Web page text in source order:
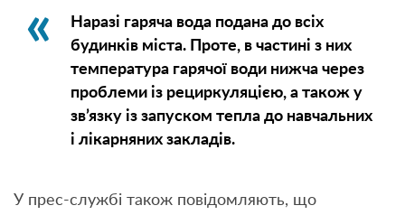
Наразі гаряча вода подана до всіх
будинків міста. Проте, в частині з них
температура гарячої води нижча через
проблеми із рециркуляцією, а також у
зв’язку із запуском тепла до навчальних
і лікарняних закладів.
У прес-службі також повідомляють, що